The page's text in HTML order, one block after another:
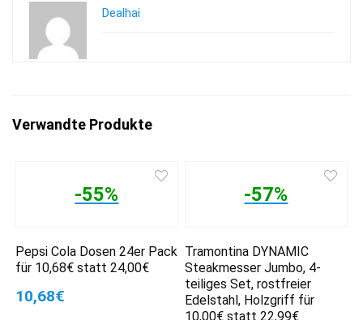
Dealhai
Verwandte Produkte
-55%
Pepsi Cola Dosen 24er Pack
für 10,68€ statt 24,00€
10,68€
-57%
Tramontina DYNAMIC
Steakmesser Jumbo, 4-
teiliges Set, rostfreier
Edelstahl, Holzgriff für
10,00€ statt 22,99€